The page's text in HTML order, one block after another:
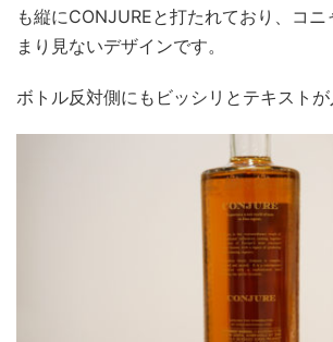
も縦にCONJUREと打たれており、コ
まり見ないデザインです。
ボトル反対側にもビッシリとテキストが